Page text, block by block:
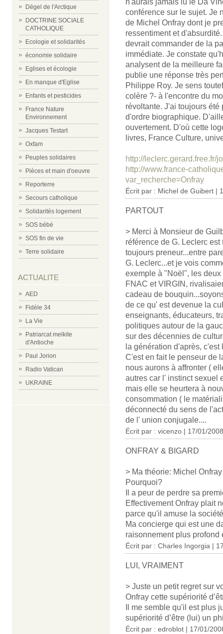
Dégel de l'Arctique
DOCTRINE SOCIALE
CATHOLIQUE
Ecologie et solidarités
économie solidaire
Eglises et écologie
En manque d'Eglise
Enfants et pesticides
France Nature
Environnement
Jacques Testart
Oxfam
Peuples solidaires
Pièces et main d'oeuvre
Reporterre
Secours catholique
Solidarités logement
SOS bébé
SOS fin de vie
Terre solidaire
ACTUALITE
AED
Fidèle 34
La Vie
Patriarcat melkite
d'Antioche
Paul Jorion
Radio Vatican
UKRAINE
n'aurais jamais lu le Da
conférence sur le sujet. Je
de Michel Onfray dont je
ressentiment et
devrait commander de la
immédiate. Je constate
analysent de la meilleure
publie une réponse très
Philippe Roy. Je sens
colère ?- à l'encontre du
révoltante. J'ai toujours
d'ordre biographique.
ouvertement. D'où cette
livres, France Culture,
http://leclerc.gerard.free.fr/
http://www.france-
var_recherche=Onfray
Écrit par : Michel de Guibert |
PARTOUT
> Merci à Monsieur de
référence de G. Leclerc
toujours preneur...entre
G. Leclerc...et je vois
exemple à "Noël", les
FNAC et VIRGIN,
cadeau de
de ce qu' est devenue la
enseignants, éducateurs,
politiques autour de la
sur des décennies de
la génération d'après,
C'est en fait le penseur de
nous aurons à affronter (
autres car l' instinct sexuel
mais elle se heurtera à
consommation ( le
déconnecté du sens de
de l' union conjugale....
Écrit par : vicenzo | 17/01/2008
ONFRAY & BIGARD
> Ma théorie: Michel
Pourquoi?
Il a peur de perdre sa
Effectivement Onfray plait
parce qu'il amuse la
Ma concierge qui est une
raisonnement plus profond
Écrit par : Charles Ingorgia |
LUI, VRAIMENT
> Juste un petit regret sur
Onfray cette supériorité
Il me semble qu'il est plus
supériorité d’être (lui) un
Écrit par : edroblot | 17/01/